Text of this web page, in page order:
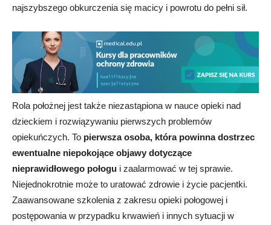
najszybszego obkurczenia się macicy i powrotu do pełni sił.
Rola położnej jest także niezastąpiona w nauce opieki nad
dzieckiem i rozwiązywaniu pierwszych problemów
opiekuńczych. To pierwsza osoba, która powinna dostrzec
ewentualne niepokojące objawy dotyczące
nieprawidłowego połogu i zaalarmować w tej sprawie.
Niejednokrotnie może to uratować zdrowie i życie pacjentki.
Zaawansowane szkolenia z zakresu opieki połogowej i
postępowania w przypadku krwawień i innych sytuacji w